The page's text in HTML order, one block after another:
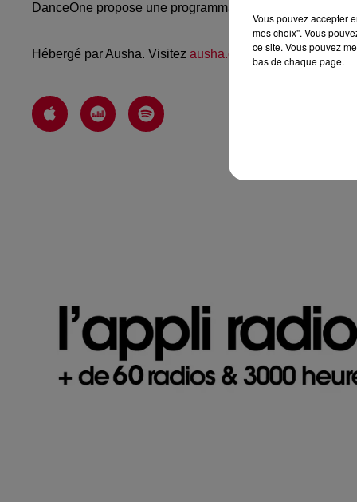
DanceOne propose une programmation dance, EDM,
Hébergé par Ausha. Visitez ausha.co/politique-de-
Vous pouvez accepter
mes choix". Vous
ce site. Vous pouvez
bas de chaque page.